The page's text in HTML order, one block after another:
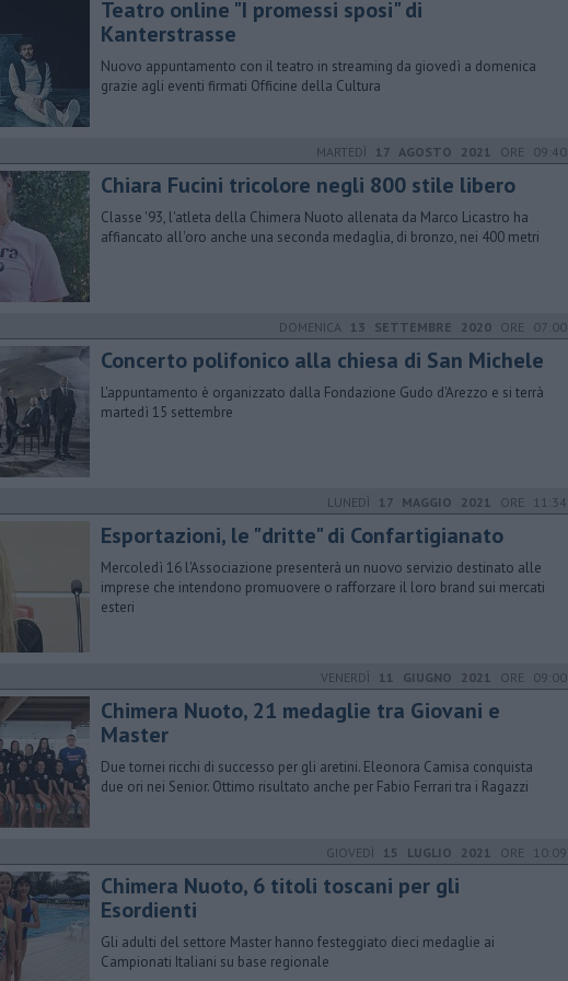
Teatro online "​I promessi sposi" di
Kanterstrasse
Nuovo appuntamento con il teatro in streaming da giovedì a domenica
grazie agli eventi firmati Officine della Cultura
MARTEDÌ 17 AGOSTO 2021 ORE 09:40
​Chiara Fucini tricolore negli 800 stile libero
Classe '93, l'atleta della Chimera Nuoto allenata da Marco Licastro ha
affiancato all'oro anche una seconda medaglia, di bronzo, nei 400 metri
DOMENICA 13 SETTEMBRE 2020 ORE 07:00
Concerto polifonico alla chiesa di San Michele
L'appuntamento è organizzato dalla Fondazione Gudo d'Arezzo e si terrà
martedì 15 settembre
LUNEDÌ 17 MAGGIO 2021 ORE 11:34
Esportazioni, le "dritte" di Confartigianato
Mercoledì 16 l'Associazione presenterà un nuovo servizio destinato alle
imprese che intendono promuovere o rafforzare il loro brand sui mercati
esteri
VENERDÌ 11 GIUGNO 2021 ORE 09:00
Chimera Nuoto, 21 medaglie tra Giovani e
Master
Due tornei ricchi di successo per gli aretini. Eleonora Camisa conquista
due ori nei Senior. Ottimo risultato anche per Fabio Ferrari tra i Ragazzi
GIOVEDÌ 15 LUGLIO 2021 ORE 10:09
Chimera Nuoto, 6 titoli toscani per gli
Esordienti
Gli adulti del settore Master hanno festeggiato dieci medaglie ai
Campionati Italiani su base regionale